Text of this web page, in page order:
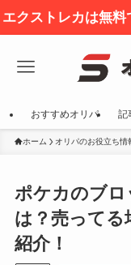
エクストレカは無料
おすすめオリパ 記
ホーム オリパのお役立ち情
ポケカのブ
は？売ってる
紹介！